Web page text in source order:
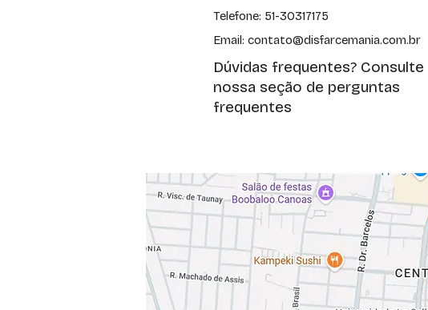
Telefone: 51-30317175
Email: contato@disfarcemania.com.br
Dúvidas frequentes? Consulte
nossa seção de perguntas
frequentes